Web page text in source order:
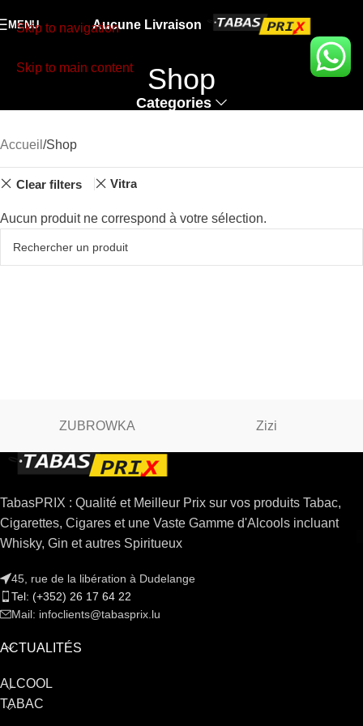
Skip to navigation
Skip to main content
MENU Aucune Livraison
Shop
Categories
Accueil Shop
Clear filters Vitra
Aucun produit ne correspond à votre sélection.
ZUBROWKA Zizi
TabasPRIX : Qualité et Meilleur Prix sur vos produits Tabac,
Cigarettes, Cigares et une Vaste Gamme d'Alcools incluant
Whisky, Gin et autres Spiritueux
45, rue de la libération à Dudelange
Tel: (+352) 26 17 64 22
Mail: infoclients@tabasprix.lu
ACTUALITÉS
ALCOOL
TABAC